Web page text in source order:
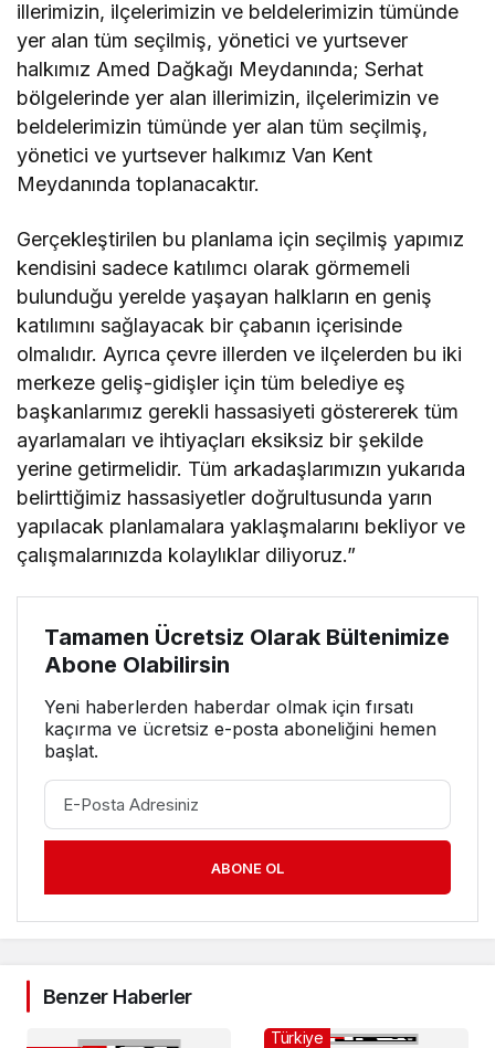
illerimizin, ilçelerimizin ve beldelerimizin tümünde
yer alan tüm seçilmiş, yönetici ve yurtsever
halkımız Amed Dağkağı Meydanında; Serhat
bölgelerinde yer alan illerimizin, ilçelerimizin ve
beldelerimizin tümünde yer alan tüm seçilmiş,
yönetici ve yurtsever halkımız Van Kent
Meydanında toplanacaktır.
Gerçekleştirilen bu planlama için seçilmiş yapımız
kendisini sadece katılımcı olarak görmemeli
bulunduğu yerelde yaşayan halkların en geniş
katılımını sağlayacak bir çabanın içerisinde
olmalıdır. Ayrıca çevre illerden ve ilçelerden bu iki
merkeze geliş-gidişler için tüm belediye eş
başkanlarımız gerekli hassasiyeti göstererek tüm
ayarlamaları ve ihtiyaçları eksiksiz bir şekilde
yerine getirmelidir. Tüm arkadaşlarımızın yukarıda
belirttiğimiz hassasiyetler doğrultusunda yarın
yapılacak planlamalara yaklaşmalarını bekliyor ve
çalışmalarınızda kolaylıklar diliyoruz.”
Tamamen Ücretsiz Olarak Bültenimize
Abone Olabilirsin
Yeni haberlerden haberdar olmak için fırsatı
kaçırma ve ücretsiz e-posta aboneliğini hemen
başlat.
ABONE OL
Benzer Haberler
Türkiye